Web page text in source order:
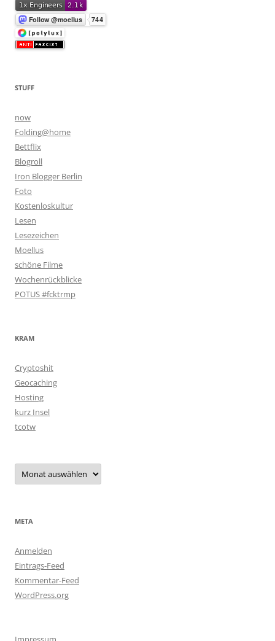
STUFF
now
Folding@home
Bettflix
Blogroll
Iron Blogger Berlin
Foto
Kostenloskultur
Lesen
Lesezeichen
Moellus
schöne Filme
Wochenrückblicke
POTUS #fcktrmp
KRAM
Cryptoshit
Geocaching
Hosting
kurz Insel
tcotw
Archiv
META
Anmelden
Eintrags-Feed
Kommentar-Feed
WordPress.org